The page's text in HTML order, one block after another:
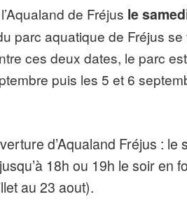
», « Enfants » ou «
manquer: pour ceux qui
toboggans du parc
à sensation «King
aquatique en
à l’air libre pour
fortement inclinée,
une peau de serpent.
remarquables : le «
de Fréjus le
parc aquatique de Fréjus
ces deux dates, le parc
puis les 5 et 6
d’Aqualand Fréjus : le
18h ou 19h le soir en
au 23 aout).